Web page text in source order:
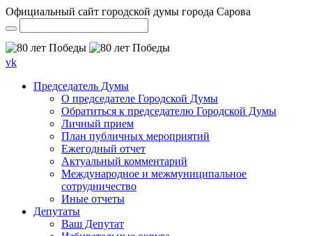
Официальный сайт городской думы города Сарова
vk
Председатель Думы
О председателе Городской Думы
Обратиться к председателю Городской Думы
Личный прием
План публичных мероприятий
Ежегодный отчет
Актуальный комментарий
Международное и межмуниципальное
сотрудничество
Иные отчеты
Депутаты
Ваш Депутат